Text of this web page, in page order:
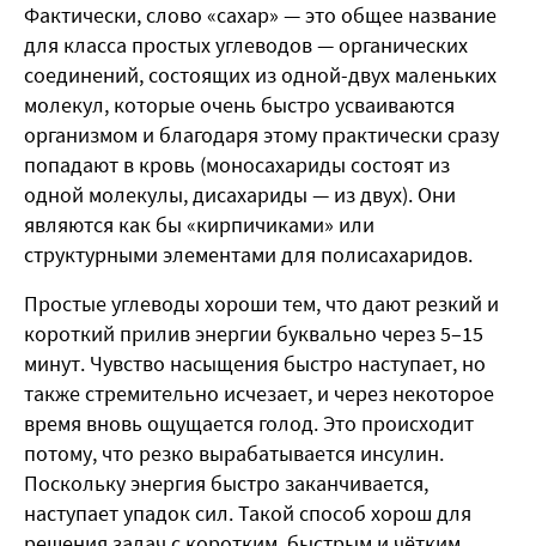
Фактически, слово «сахар» — это общее название
для класса простых углеводов — органических
соединений, состоящих из одной-двух маленьких
молекул, которые очень быстро усваиваются
организмом и благодаря этому практически сразу
попадают в кровь (моносахариды состоят из
одной молекулы, дисахариды — из двух). Они
являются как бы «кирпичиками» или
структурными элементами для полисахаридов.
Простые углеводы хороши тем, что дают резкий и
короткий прилив энергии буквально через 5–15
минут. Чувство насыщения быстро наступает, но
также стремительно исчезает, и через некоторое
время вновь ощущается голод. Это происходит
потому, что резко вырабатывается инсулин.
Поскольку энергия быстро заканчивается,
наступает упадок сил. Такой способ хорош для